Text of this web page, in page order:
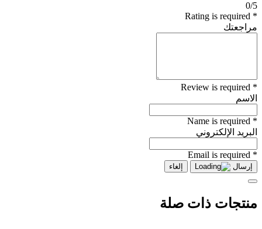
0/5
* Rating is required
مراجعتك
* Review is required
الاسم
* Name is required
البريد الإلكتروني
* Email is required
إرسال إلغاء
منتجات ذات صلة